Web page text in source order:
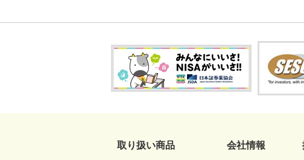
取り扱い商品 会社情報